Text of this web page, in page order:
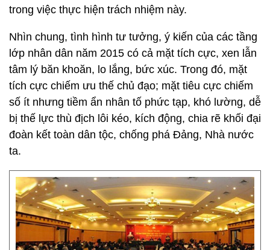
trong việc thực hiện trách nhiệm này.
Nhìn chung, tình hình tư tưởng, ý kiến của các tầng
lớp nhân dân năm 2015 có cả mặt tích cực, xen lẫn
tâm lý băn khoăn, lo lắng, bức xúc. Trong đó, mặt
tích cực chiếm ưu thế chủ đạo; mặt tiêu cực chiếm
số ít nhưng tiềm ẩn nhân tố phức tạp, khó lường, dễ
bị thế lực thù địch lôi kéo, kích động, chia rẽ khối đại
đoàn kết toàn dân tộc, chống phá Đảng, Nhà nước
ta.